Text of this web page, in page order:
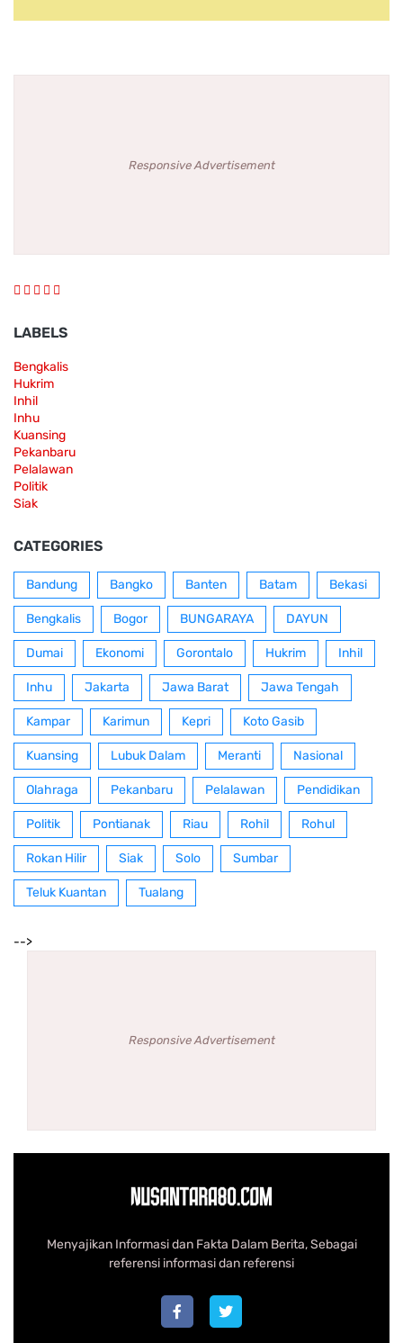
Responsive Advertisement
LABELS
Bengkalis
Hukrim
Inhil
Inhu
Kuansing
Pekanbaru
Pelalawan
Politik
Siak
CATEGORIES
Bandung Bangko Banten Batam Bekasi
Bengkalis Bogor BUNGARAYA DAYUN
Dumai Ekonomi Gorontalo Hukrim Inhil
Inhu Jakarta Jawa Barat Jawa Tengah
Kampar Karimun Kepri Koto Gasib
Kuansing Lubuk Dalam Meranti Nasional
Olahraga Pekanbaru Pelalawan Pendidikan
Politik Pontianak Riau Rohil Rohul
Rokan Hilir Siak Solo Sumbar
Teluk Kuantan Tualang
-->
Responsive Advertisement
Menyajikan Informasi dan Fakta Dalam Berita, Sebagai
referensi informasi dan referensi